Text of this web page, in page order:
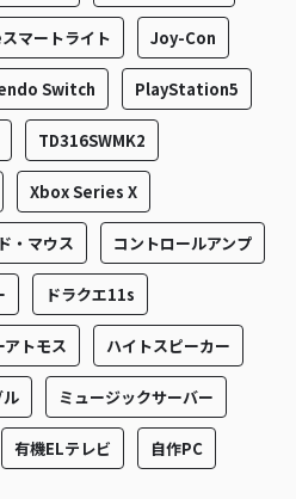
マートライト Joy-Con
Switch PlayStation5
TD316SWMK2
Xbox Series X
・マウス コントロールアンプ
ドラクエ11s
アトモス ハイトスピーカー
ル ミュージックサーバー
有機ELテレビ 自作PC